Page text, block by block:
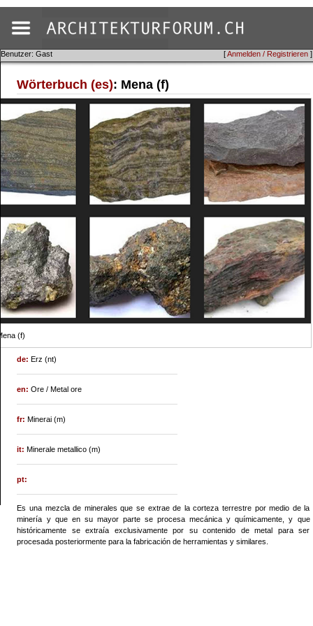
[Anmelden / Registrieren ]
Benutzer: Gast
Wörterbuch (es): Mena (f)
(f)
de:Erz (nt)
en:Ore / Metal ore
fr:Minerai (m)
it:Minerale metallico (m)
pt:
Es una mezcla de minerales que se extrae de la corteza terrestre por medio de la
minería y que en su mayor parte se procesa mecánica y químicamente, y que
históricamente se extraía exclusivamente por su contenido de metal para ser
procesada posteriormente para la fabricación de herramientas y similares.